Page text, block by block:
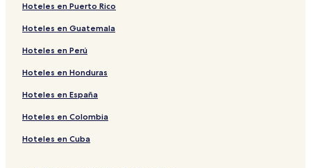
Hoteles en Puerto Rico
Hoteles en Guatemala
Hoteles en Perú
Hoteles en Honduras
Hoteles en España
Hoteles en Colombia
Hoteles en Cuba